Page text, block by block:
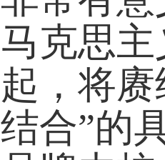
马克思
起，将
结合”的